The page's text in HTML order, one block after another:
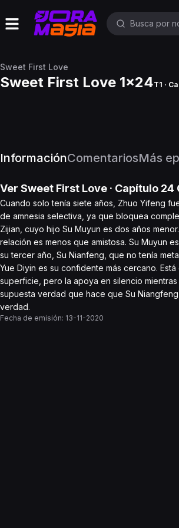
Sweet First Love
Sweet First Love 1x24T1 ·
InformaciónComentariosMás
Ver Sweet First Love · Capítulo 24
Cuando solo tenía siete años, Zhuo Yifeng
de amnesia selectiva, ya que bloquea
Zijian, cuyo hijo Su Muyun es dos años
relación es menos que amistosa. Su Muyun
su tercer año, Su Nianfeng, que no tenía
Yue Diyin es su confidente más cercano.
superficie, pero la apoya en silencio
supuesta verdad que hace que Su
verdad.
Fecha de emisión: 13-11-2020